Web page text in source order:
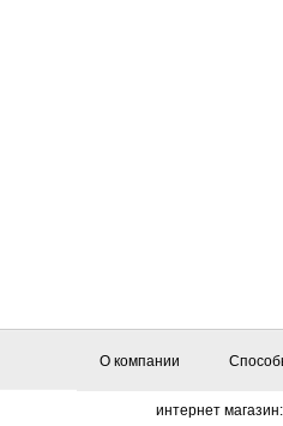
О компании
интернет